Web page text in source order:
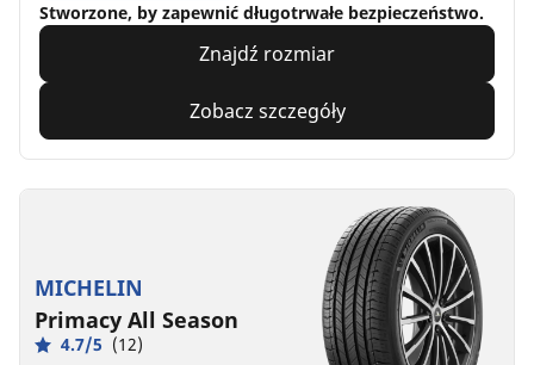
Stworzone, by zapewnić długotrwałe bezpieczeństwo.
Znajdź rozmiar
Zobacz szczegóły
MICHELIN
Primacy All Season
4.7/5 (12)